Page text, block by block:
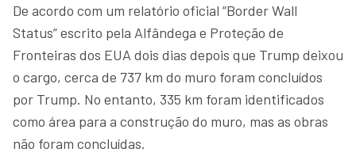
De acordo com um relatório oficial “Border Wall
Status” escrito pela Alfândega e Proteção de
Fronteiras dos EUA dois dias depois que Trump deixou
o cargo, cerca de 737 km do muro foram concluídos
por Trump. No entanto, 335 km foram identificados
como área para a construção do muro, mas as obras
não foram concluídas.